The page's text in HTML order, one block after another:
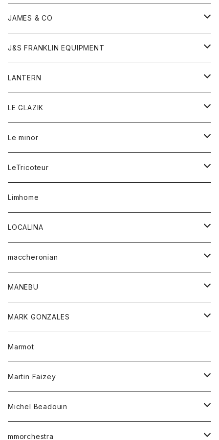
フリース
マフラー
リング
アンダーウェア
靴
バンダナ
トップス
カーディガン
ジャケット
タンクトップ
Tシャツ
ベスト
ポロシャツ
ロングスリーブTシャツ
ボトム
オーバーオール
ショートパンツ
レディース
アウター
カーディガン
セーター
チュニック
ロンパース
靴
ストール
トップス
カットソー
シャツ
ボトム
オーバーオール
ショートパンツ
レディース
オーバーオール
シャツ
ワンピース
ワンピース
キッズ
トレーナー
トップス
Gジャケット
スウェット
帽子
Tシャツ
帽子
JAMES & CO
ボトム
J&S FRANKLIN EQUIPMENT
アウター
LANTERN
アウター
Tシャツ
LE GLAZIK
レディース
コート
シャツ
ワンピース
Tシャツ
Le minor
ボトム
スカート
パンツ
レディース
アウター
カットソー
トップス
シャツ
LeTricoteur
カーディガン
Limhome
LOCALINA
ロングスリーブテーシャツ
maccheronian
靴
MANEBU
靴
MARK GONZALES
トップス
Tシャツ
Marmot
Martin Faizey
ベルト
Michel Beadouin
トップス
mmorchestra